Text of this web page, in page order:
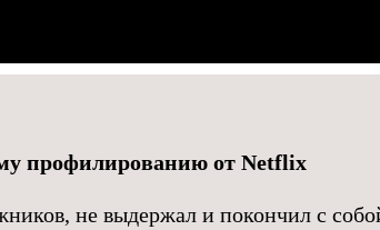
профилированию от Netflix
не выдержал и покончил с